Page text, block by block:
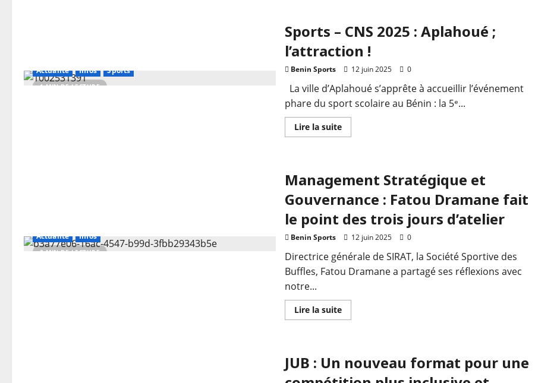
1 MIN DE LECTURE
Actualité Infos Sports
Sports – CNS 2025 : Aplahoué ;
l’attraction !
Benin Sports 12 juin 2025 0
La ville d’Aplahoué s’apprête à accueillir l’événement
phare du sport scolaire au Bénin : la 5ᵉ...
Lire la suite
2 MIN DE LECTURE
Actualité Infos
Management Stratégique et
Gouvernance : Fatou Dramane fait
le point des trois jours d’atelier
Benin Sports 12 juin 2025 0
Directrice générale de SIRAT, la Société Sportive des
Buffles, Fatou Dramane a partagé ses réflexions avec
notre...
Lire la suite
JUB : Un nouveau format pour une